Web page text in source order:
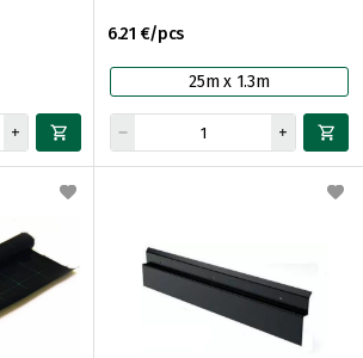
6.21 €/pcs
25m x 1.3m